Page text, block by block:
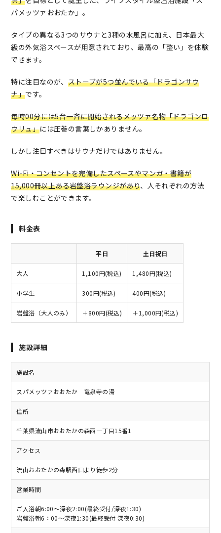
パメッツァおおたか」。
タイプの異なる3つのサウナと3種の水風呂に加え、日本最大
級の外気浴スペースが用意されており、最高の「整い」を体験
できます。
特に注目なのが、 ストーブが5つ並んでいる「ドラゴンサウ
ナ」です。
毎時00分には5台一斉に開始されるメッツァ名物「ドラゴンロ
ウリュ」には圧巻の言葉しかありません。
しかし注目すべきはサウナだけではありません。
Wi-Fi・コンセントを完備したスペースやマンガ・書籍が
15,000冊以上ある岩盤浴ラウンジがあり、人それぞれの方法
で楽しむことができます。
料金表
平日 土日祝日
大人 1,100円(税込) 1,480円(税込)
小学生 300円(税込) 400円(税込)
岩盤浴（大人のみ） ＋800円(税込) ＋1,000円(税込)
施設詳細
施設名
スパメッツァおおたか 竜泉寺の湯
住所
千葉県流山市おおたかの森西一丁目15番1
アクセス
流山おおたかの森駅西口より徒歩2分
営業時間
ご入浴朝6:00〜深夜2:00(最終受付/深夜1:30)
岩盤浴朝6：00〜深夜1:30(最終受付 深夜0:30)